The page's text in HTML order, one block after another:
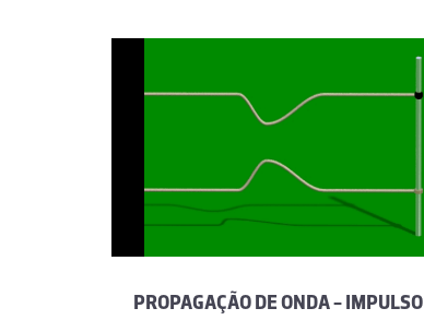
PROPAGAÇÃO DE ONDA - IMPULSO